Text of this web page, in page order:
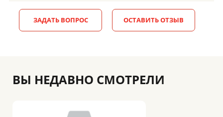
ЗАДАТЬ ВОПРОС ОСТАВИТЬ ОТЗЫВ
ВЫ НЕДАВНО СМОТРЕЛИ